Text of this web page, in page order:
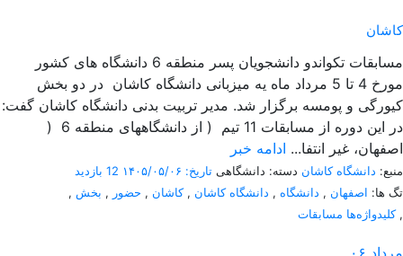
کاشان
مسابقات تکواندو دانشجویان پسر منطقه 6 دانشگاه های کشور
مورخ 4 تا 5 مرداد ماه یه میزبانی دانشگاه کاشان در دو بخش
کیورگی و پومسه برگزار شد. مدیر تربیت بدنی دانشگاه کاشان گفت:
در این دوره از مسابقات 11 تیم ( از دانشگاههای منطقه 6 (
اصفهان، غیر انتفا... ادامه خبر
منبع: دانشگاه کاشان دسته: دانشگاهی تاریخ: ۱۴۰۵/۰۵/۰۶
12 بازدید
تگ ها: اصفهان , دانشگاه , دانشگاه کاشان ,کاشان , حضور , بخش ,
کلیدواژه‌ها مسابقات,
۰۶ مرداد